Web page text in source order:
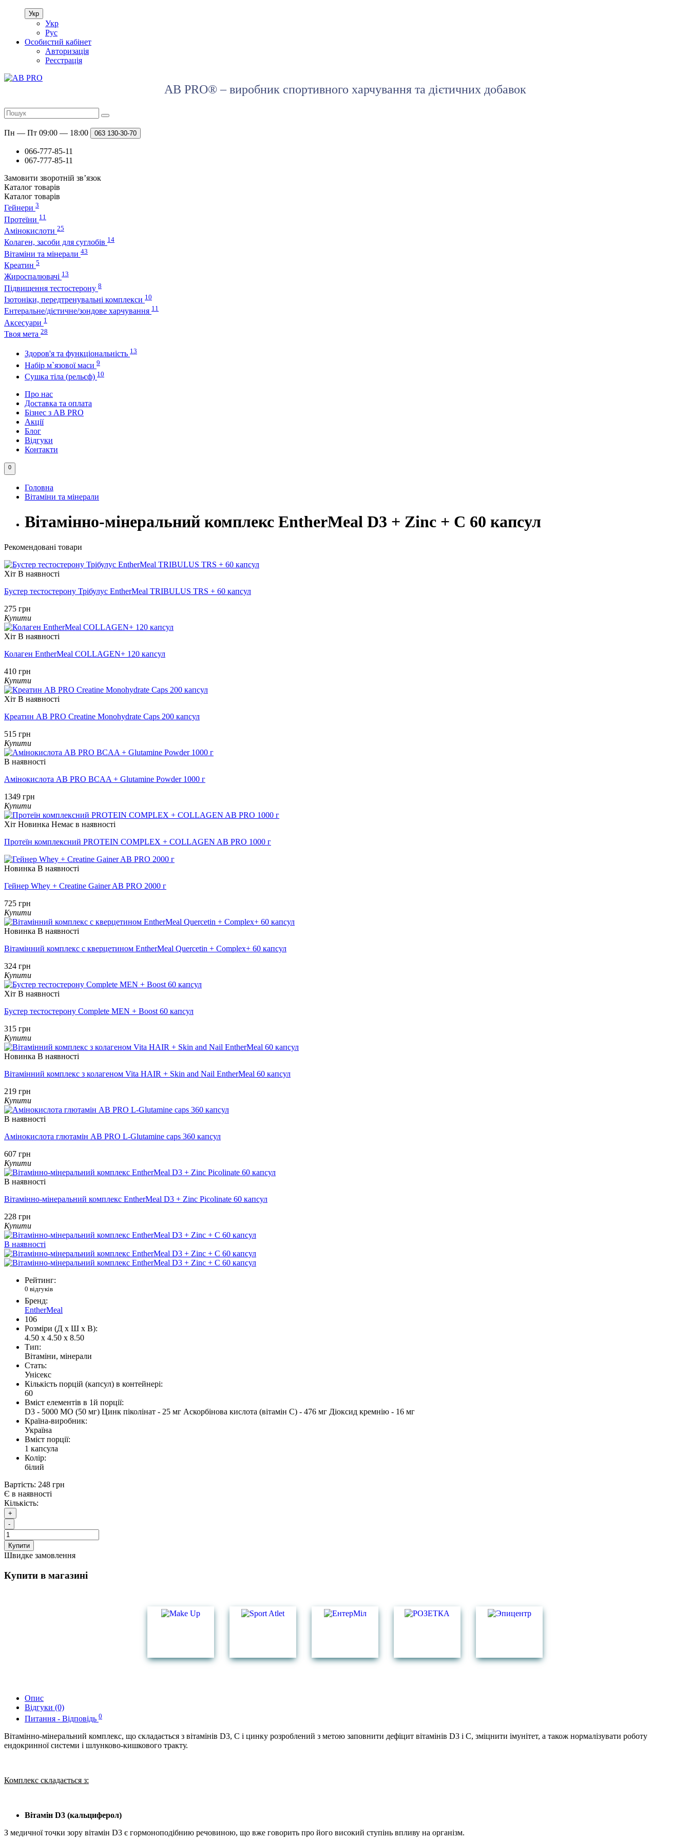
Укр
Укр
Рус
Особистий кабінет
Авторизація
Реєстрація
AB PRO® – виробник спортивного харчування та дієтичних добавок
Пн — Пт 09:00 — 18:00 063 130-30-70
066-777-85-11
067-777-85-11
Замовити зворотній зв’язок
Каталог товарів
Каталог товарів
Гейнери 3
Протеїни 11
Амінокислоти 25
Колаген, засоби для суглобів 14
Вітаміни та мінерали 43
Креатин 5
Жироспалювачі 13
Підвищення тестостерону 8
Ізотоніки, передтренувальні комплекси 10
Ентеральне/дієтичне/зондове харчування 11
Аксесуари 1
Твоя мета 28
Здоров'я та функціональність 13
Набір м`язової маси 9
Сушка тіла (рельєф) 10
Про нас
Доставка та оплата
Бізнес з AB PRO
Акції
Блог
Відгуки
Контакти
0
Головна
Вітаміни та мінерали
Вітамінно-мінеральний комплекс EntherMeal D3 + Zinc + С 60 капсул
Рекомендовані товари
Хіт В наявності
Бустер тестостерону Трібулус EntherMeal TRIBULUS TRS + 60 капсул
275 грн
Купити
Хіт В наявності
Колаген EntherMeal COLLAGEN+ 120 капсул
410 грн
Купити
Хіт В наявності
Креатин AB PRO Creatine Monohydrate Caps 200 капсул
515 грн
Купити
В наявності
Амінокислота AB PRO BCAA + Glutamine Powder 1000 г
1349 грн
Купити
Хіт Новинка Немає в наявності
Протеїн комплексний PROTEIN COMPLEX + COLLAGEN AB PRO 1000 г
Новинка В наявності
Гейнер Whey + Creatine Gainer AB PRO 2000 г
725 грн
Купити
Новинка В наявності
Вітамінний комплекс с кверцетином EntherMeal Quercetin + Complex+ 60 капсул
324 грн
Купити
Хіт В наявності
Бустер тестостерону Complete MEN + Boost 60 капсул
315 грн
Купити
Новинка В наявності
Вітамінний комплекс з колагеном Vita HAIR + Skin and Nail EntherMeal 60 капсул
219 грн
Купити
В наявності
Амінокислота глютамін AB PRO L-Glutamine caps 360 капсул
607 грн
Купити
В наявності
Вітамінно-мінеральний комплекс EntherMeal D3 + Zinc Picolinate 60 капсул
228 грн
Купити
В наявності
Рейтинг:
0 відгуків
Бренд:
EntherMeal
106
Розміри (Д x Ш x В):
4.50 x 4.50 x 8.50
Тип:
Вітаміни, мінерали
Стать:
Унісекс
Кількість порцій (капсул) в контейнері:
60
Вміст елементів в 1й порції:
D3 - 5000 МО (50 мг) Цинк піколінат - 25 мг Аскорбінова кислота (вітамін С) - 476 мг Діоксид кремнію - 16 мг
Країна-виробник:
Україна
Вміст порції:
1 капсула
Колір:
білий
Вартість: 248 грн
Є в наявності
Кількість:
+
-
Купити
Швидке замовлення
Купити в магазині
Опис
Відгуки (0)
Питання - Відповідь 0
Вітамінно-мінеральний комплекс, що складається з вітамінів D3, C і цинку розроблений з метою заповнити дефіцит вітамінів D3 і C, зміцнити імунітет, а також нормалізувати роботу
ендокринної системи і шлунково-кишкового тракту.
Комплекс складається з:
Вітамін D3 (кальциферол)
З медичної точки зору вітамін D3 є гормоноподібнию речовиною, що вже говорить про його високий ступінь впливу на організм.